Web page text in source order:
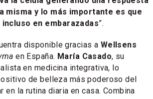
misma y lo más importante es que
en embarazadas”.
disponible gracias a Wellsens
en España. María Casado, su
en medicina integrativa, lo
de belleza más poderoso del
en la rutina diaria en casa. Combina